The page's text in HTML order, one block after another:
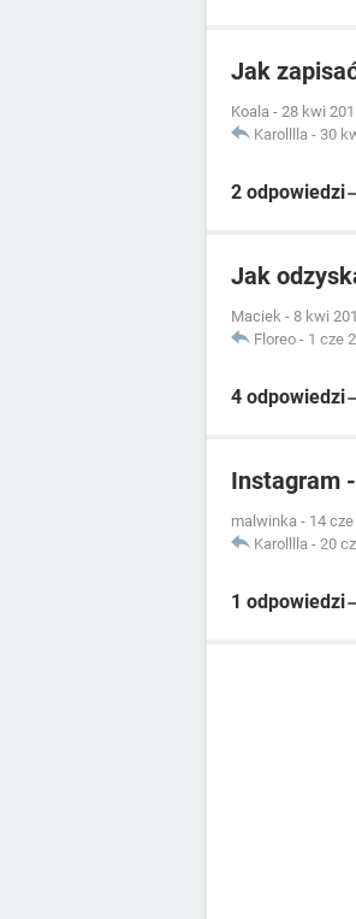
Jak
Koala - 28 kwi
Karolllla - 30
2 odpowiedzi
Jak
Maciek - 8 kwi
Floreo - 1 cze
4 odpowiedzi
Instagram
malwinka - 14
Karolllla - 20
1 odpowiedzi